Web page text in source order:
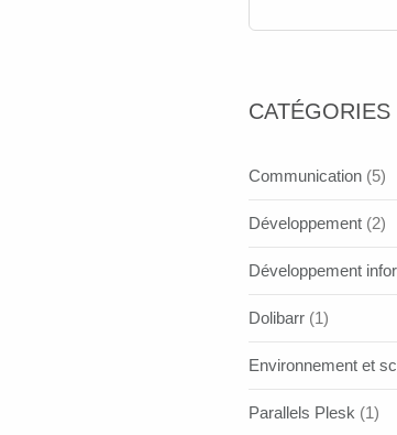
CATÉGORIES
Communication (5)
Développement (2)
Développement
Dolibarr (1)
Environnement et
Parallels Plesk (1)